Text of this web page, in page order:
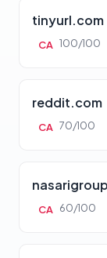
tinyurl.com
CA 100/100
reddit.com
CA 70/100
CA 60/100